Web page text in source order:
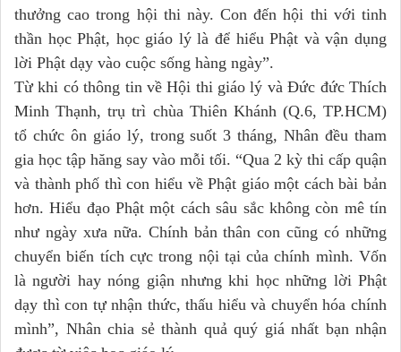
thưởng cao trong hội thi này. Con đến hội thi với tinh
thần học Phật, học giáo lý là để hiểu Phật và vận dụng
lời Phật dạy vào cuộc sống hàng ngày”.
Từ khi có thông tin về Hội thi giáo lý và Đức đức Thích
Minh Thạnh, trụ trì chùa Thiên Khánh (Q.6, TP.HCM)
tổ chức ôn giáo lý, trong suốt 3 tháng, Nhân đều tham
gia học tập hăng say vào mỗi tối. “Qua 2 kỳ thi cấp quận
và thành phố thì con hiểu về Phật giáo một cách bài bản
hơn. Hiểu đạo Phật một cách sâu sắc không còn mê tín
như ngày xưa nữa. Chính bản thân con cũng có những
chuyển biến tích cực trong nội tại của chính mình. Vốn
là người hay nóng giận nhưng khi học những lời Phật
dạy thì con tự nhận thức, thấu hiểu và chuyển hóa chính
mình”, Nhân chia sẻ thành quả quý giá nhất bạn nhận